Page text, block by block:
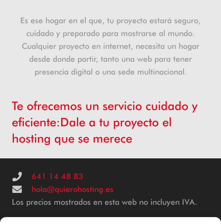
Es ese hogar en el que, tu proyecto estará seguro,
cuidado y preparado para mostrarse al mundo.
Cualquier proyecto en internet, necesita un hogar
desde donde partir, tanto una web para tener
presencia digital o una sede multinacional.
Te ofrecemos un servicio cuidado y
eficiente:Dale a tu proyecto el
hosting que se merece
641 14 48 83
hola@quierohosting.es
Los precios mostrados en esta web no incluyen IVA.